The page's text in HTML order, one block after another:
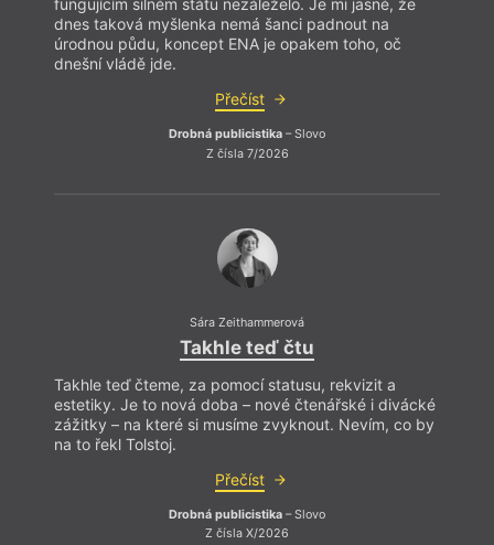
fungujícím silném státu nezáleželo. Je mi jasné, že
dnes taková myšlenka nemá šanci padnout na
úrodnou půdu, koncept ENA je opakem toho, oč
dnešní vládě jde.
Přečíst
Drobná publicistika – Slovo
Z čísla 7/2026
Sára Zeithammerová
Takhle teď čtu
Takhle teď čteme, za pomocí statusu, rekvizit a
estetiky. Je to nová doba – nové čtenářské i divácké
zážitky – na které si musíme zvyknout. Nevím, co by
na to řekl Tolstoj.
Přečíst
Drobná publicistika – Slovo
Z čísla X/2026